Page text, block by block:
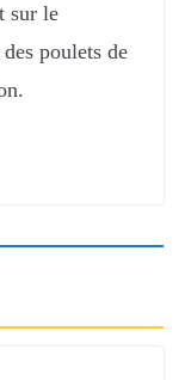
sur le
poulets de